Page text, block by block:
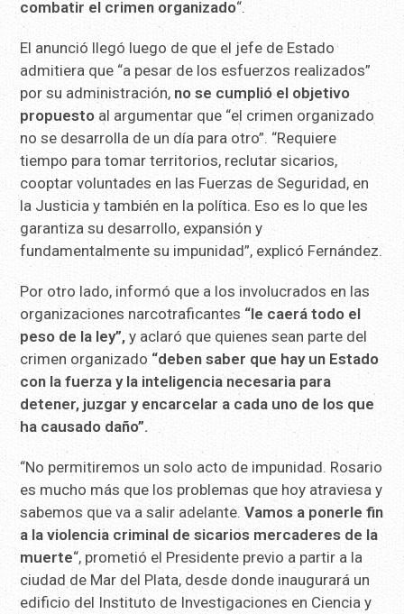
combatir el crimen organizado“.
El anunció llegó luego de que el jefe de Estado
admitiera que “a pesar de los esfuerzos realizados”
por su administración, no se cumplió el objetivo
propuesto al argumentar que “el crimen organizado
no se desarrolla de un día para otro”. “Requiere
tiempo para tomar territorios, reclutar sicarios,
cooptar voluntades en las Fuerzas de Seguridad, en
la Justicia y también en la política. Eso es lo que les
garantiza su desarrollo, expansión y
fundamentalmente su impunidad”, explicó Fernández.
Por otro lado, informó que a los involucrados en las
organizaciones narcotraficantes “le caerá todo el
peso de la ley”, y aclaró que quienes sean parte del
crimen organizado “deben saber que hay un Estado
con la fuerza y la inteligencia necesaria para
detener, juzgar y encarcelar a cada uno de los que
ha causado daño”.
“No permitiremos un solo acto de impunidad. Rosario
es mucho más que los problemas que hoy atraviesa y
sabemos que va a salir adelante. Vamos a ponerle fin
a la violencia criminal de sicarios mercaderes de la
muerte“, prometió el Presidente previo a partir a la
ciudad de Mar del Plata, desde donde inaugurará un
edificio del Instituto de Investigaciones en Ciencia y